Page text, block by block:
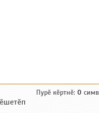
Пурӗ кӗртнӗ: 0